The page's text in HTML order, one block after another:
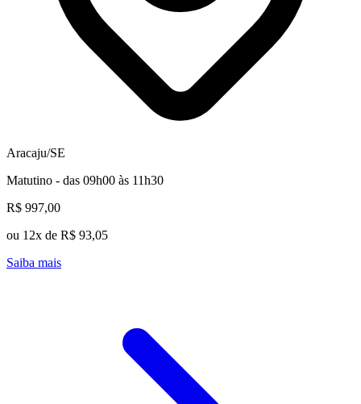
Aracaju/SE
Matutino - das 09h00 às 11h30
R$ 997,00
ou 12x de R$ 93,05
Saiba mais